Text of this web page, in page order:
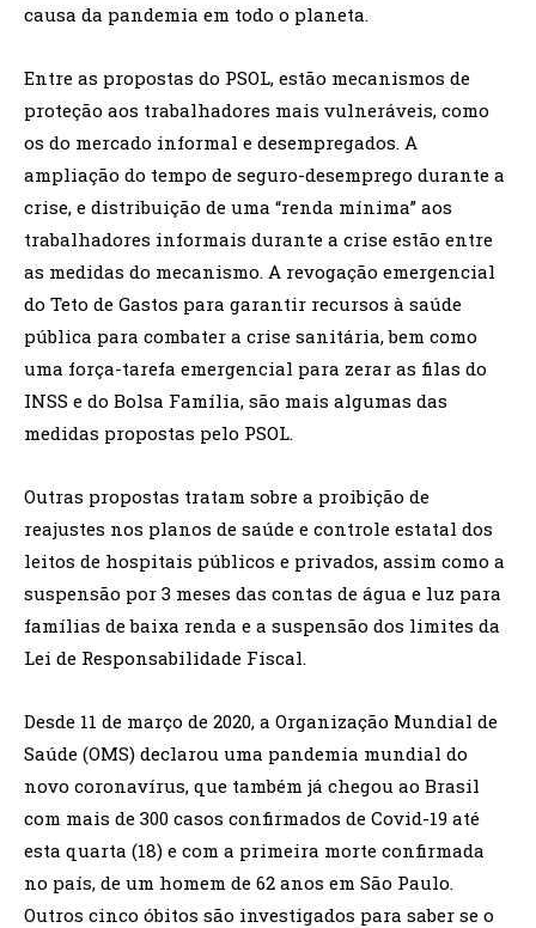
causa da pandemia em todo o planeta.
Entre as propostas do PSOL, estão mecanismos de
proteção aos trabalhadores mais vulneráveis, como
os do mercado informal e desempregados. A
ampliação do tempo de seguro-desemprego durante a
crise, e distribuição de uma “renda mínima” aos
trabalhadores informais durante a crise estão entre
as medidas do mecanismo. A revogação emergencial
do Teto de Gastos para garantir recursos à saúde
pública para combater a crise sanitária, bem como
uma força-tarefa emergencial para zerar as filas do
INSS e do Bolsa Família, são mais algumas das
medidas propostas pelo PSOL.
Outras propostas tratam sobre a proibição de
reajustes nos planos de saúde e controle estatal dos
leitos de hospitais públicos e privados, assim como a
suspensão por 3 meses das contas de água e luz para
famílias de baixa renda e a suspensão dos limites da
Lei de Responsabilidade Fiscal.
Desde 11 de março de 2020, a Organização Mundial de
Saúde (OMS) declarou uma pandemia mundial do
novo coronavírus, que também já chegou ao Brasil
com mais de 300 casos confirmados de Covid-19 até
esta quarta (18) e com a primeira morte confirmada
no país, de um homem de 62 anos em São Paulo.
Outros cinco óbitos são investigados para saber se o